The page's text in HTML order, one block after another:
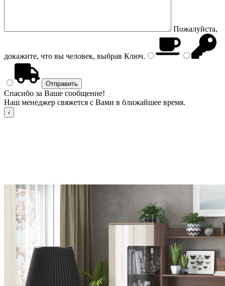
Пожалуйста,
докажите, что вы человек, выбрав Ключ.
Спасибо за Ваше сообщение!
Наш менеджер свяжется с Вами в ближайшее время.